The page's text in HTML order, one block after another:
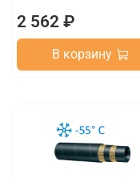
2 562 ₽
В корзину